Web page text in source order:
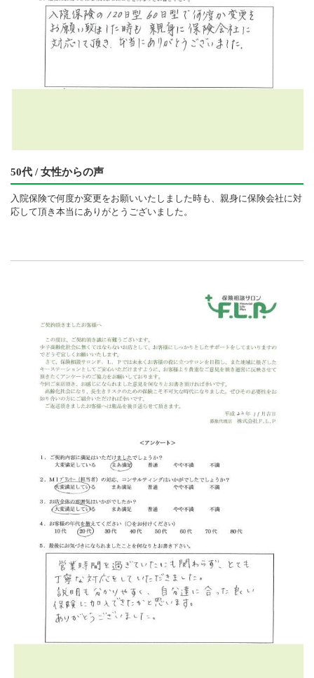
50代 / 女性からの声
入院保険で何度か変更をお願いいたしました時も、親身に保険会社に対
応して頂き本当にありがとうございました。